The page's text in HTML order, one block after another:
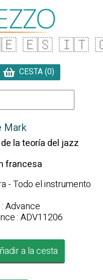
🇪🇸 🇮🇹
CESTA (0)
Mark
la teoría del jazz
francesa
- Todo el instrumento
Advance
: ADV11206
a la cesta